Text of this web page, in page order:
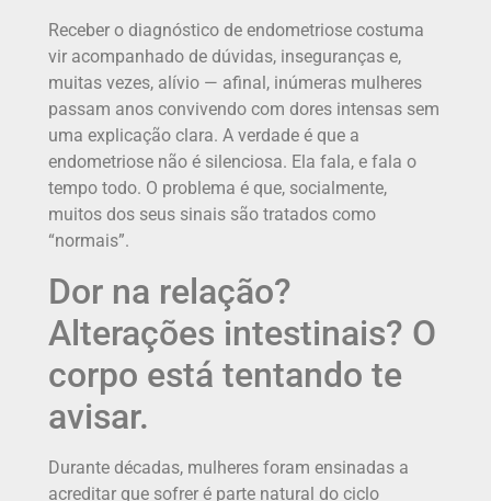
Receber o diagnóstico de endometriose costuma
vir acompanhado de dúvidas, inseguranças e,
muitas vezes, alívio — afinal, inúmeras mulheres
passam anos convivendo com dores intensas sem
uma explicação clara. A verdade é que a
endometriose não é silenciosa. Ela fala, e fala o
tempo todo. O problema é que, socialmente,
muitos dos seus sinais são tratados como
“normais”.
Dor na relação?
Alterações intestinais? O
corpo está tentando te
avisar.
Durante décadas, mulheres foram ensinadas a
acreditar que sofrer é parte natural do ciclo